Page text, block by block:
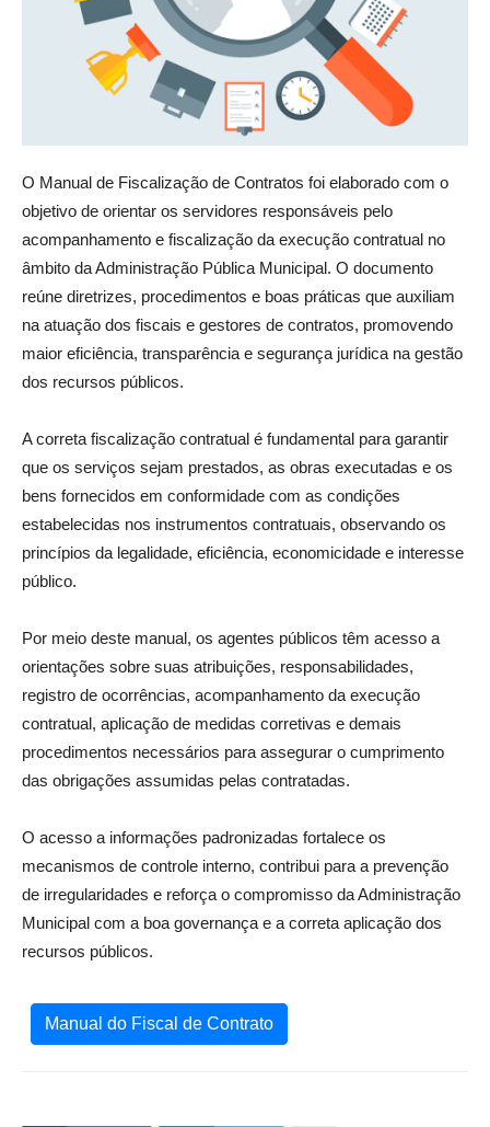
O Manual de Fiscalização de Contratos foi elaborado com o
objetivo de orientar os servidores responsáveis pelo
acompanhamento e fiscalização da execução contratual no
âmbito da Administração Pública Municipal. O documento
reúne diretrizes, procedimentos e boas práticas que auxiliam
na atuação dos fiscais e gestores de contratos, promovendo
maior eficiência, transparência e segurança jurídica na gestão
dos recursos públicos.
A correta fiscalização contratual é fundamental para garantir
que os serviços sejam prestados, as obras executadas e os
bens fornecidos em conformidade com as condições
estabelecidas nos instrumentos contratuais, observando os
princípios da legalidade, eficiência, economicidade e interesse
público.
Por meio deste manual, os agentes públicos têm acesso a
orientações sobre suas atribuições, responsabilidades,
registro de ocorrências, acompanhamento da execução
contratual, aplicação de medidas corretivas e demais
procedimentos necessários para assegurar o cumprimento
das obrigações assumidas pelas contratadas.
O acesso a informações padronizadas fortalece os
mecanismos de controle interno, contribui para a prevenção
de irregularidades e reforça o compromisso da Administração
Municipal com a boa governança e a correta aplicação dos
recursos públicos.
Manual do Fiscal de Contrato